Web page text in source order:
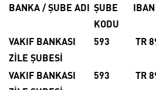
BANKA / ŞUBE ADI ŞUBE
KODU
VAKIF BANKASI
ZİLE ŞUBESİ
593 TR
VAKIF BANKASI
593 TR